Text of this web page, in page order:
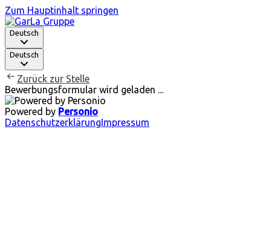
Zum Hauptinhalt springen
Deutsch
Deutsch
Zurück zur Stelle
Bewerbungsformular wird geladen ...
Powered by Personio
DatenschutzerklärungImpressum